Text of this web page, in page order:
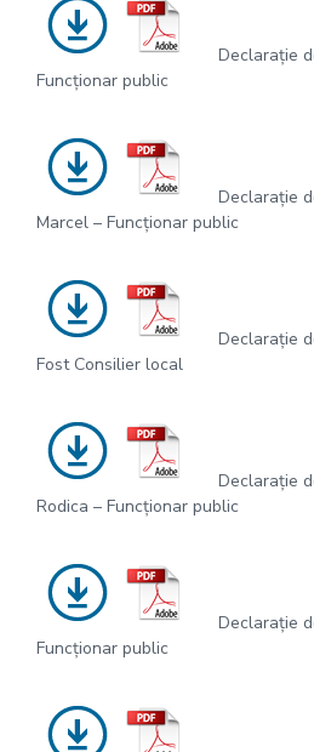
Declarație
Funcționar public
Declarație
Marcel – Funcționar public
Declarație
Fost Consilier local
Declarație
Rodica – Funcționar public
Declarație
Funcționar public